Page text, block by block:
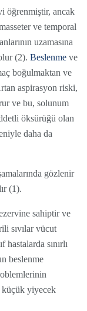
öğrenmiştir, ancak
ve temporal
uzamasına
(2). Beslenme ve
boğulmaktan ve
aspirasyon riski,
ve bu, solunum
öksürüğü olan
daha da
gözlenir
(1).
sahiptir ve
sıvılar vücut
hastalarda sınırlı
beslenme
küçük yiyecek